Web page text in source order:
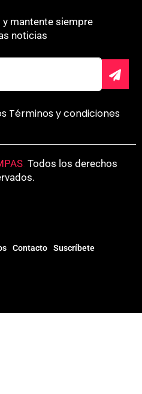
mantente siempre
noticias
Términos y condiciones
Todos los derechos
Contacto Suscríbete